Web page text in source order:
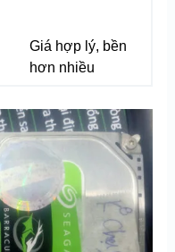
Giá hợp lý, bền
hơn nhiều